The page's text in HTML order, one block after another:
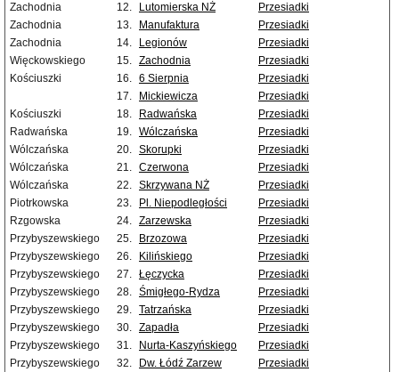
Zachodnia
12. Lutomierska NŻ
Przesiadki
Zachodnia
13. Manufaktura
Przesiadki
Zachodnia
14. Legionów
Przesiadki
Więckowskiego
15. Zachodnia
Przesiadki
Kościuszki
16. 6 Sierpnia
Przesiadki
17.
Mickiewicza
Przesiadki
Kościuszki
18. Radwańska
Przesiadki
Radwańska
19. Wólczańska
Przesiadki
Wólczańska
20. Skorupki
Przesiadki
Wólczańska
21. Czerwona
Przesiadki
Wólczańska
22. Skrzywana NŻ
Przesiadki
Piotrkowska
23. Pl. Niepodległości
Przesiadki
Rzgowska
24. Zarzewska
Przesiadki
Przybyszewskiego
25. Brzozowa
Przesiadki
Przybyszewskiego
26. Kilińskiego
Przesiadki
Przybyszewskiego
27. Łęczycka
Przesiadki
Przybyszewskiego
28. Śmigłego-Rydza
Przesiadki
Przybyszewskiego
29. Tatrzańska
Przesiadki
Przybyszewskiego
30. Zapadła
Przesiadki
Przybyszewskiego
31. Nurta-Kaszyńskiego
Przesiadki
Przybyszewskiego
32. Dw. Łódź Zarzew Przesiadki